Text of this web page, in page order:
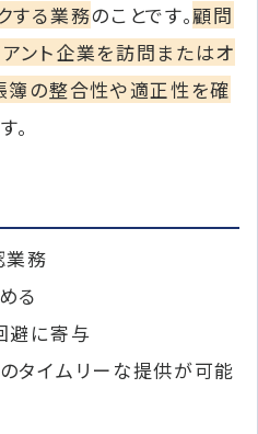
する業務のことです。顧問
ント企業を訪問またはオ
簿の整合性や適正性を確
。
業務
る
避に寄与
タイムリーな提供が可能